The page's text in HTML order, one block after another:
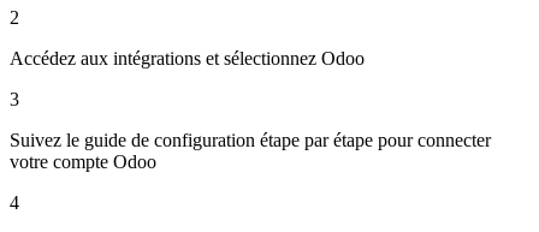
2
Accédez aux intégrations et sélectionnez Odoo
3
Suivez le guide de configuration étape par étape pour connecter
votre compte Odoo
4